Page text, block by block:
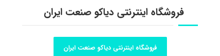
فروشگاه اینترنتی دیاکو صنعت ایران
فروشگاه اینترنتی دیاکو صنعت ایران